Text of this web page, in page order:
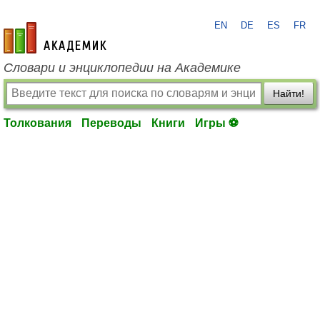
academic.ru
EN DE ES FR
Словари и энциклопедии на Академике
Найти!
Толкования Переводы Книги Игры ⚽